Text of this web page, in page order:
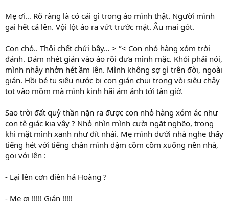
Mẹ ơi… Rõ ràng là có cái gì trong áo mình thật. Người mình
gai hết cả lên. Vội lột áo ra vứt trước mặt. Âu mai gót.
Con chó.. Thôi chết chửi bậy… > ‘’< Con nhỏ hàng xóm trời
đánh. Dám nhét gián vào áo rồi đưa mình mặc. Khỏi phải nói,
mình nhảy nhởn hét ầm lên. Mình không sợ gì trên đời, ngoài
gián. Hồi bé tu siêu nước bị con gián chui trong vòi siêu chảy
tọt vào mồm mà mình kinh hãi ám ảnh tới tận giờ.
Sao trời đất quỷ thần nặn ra được con nhỏ hàng xóm ác như
con tê giác kia vậy ? Nhỏ nhìn mình cười ngặt nghẽo, trong
khi mặt mình xanh như đít nhái. Mẹ mình dưới nhà nghe thấy
tiếng hét với tiếng chân mình dậm cồm cồm xuống nền nhà,
gọi với lên :
- Lại lên cơn điên hả Hoàng ?
- Mẹ ơi !!!!! Gián !!!!!